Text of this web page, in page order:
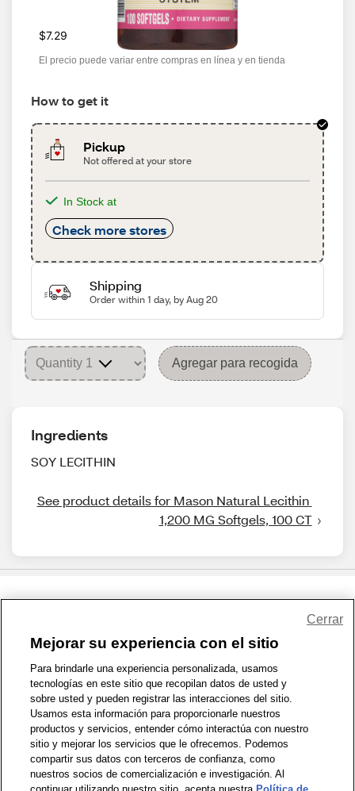
$7.29
El precio puede variar entre compras en línea y en tienda
How to get it
Pickup
Not offered at your store
In Stock at
Check more stores
Shipping
Order within 1 day, by Aug 20
Agregar para recogida
Ingredients
SOY LECITHIN
See product details for Mason Natural Lecithin
1,200 MG Softgels, 100 CT
1-800-679-9691 | Contáctenos | Términos de Uso | Accesibilidad
Política de Privacidad | WA Privacy Policy | Mapa del sitio
Zona de Bienestar | © 1999 - 2026 CVS.com
Mejorar su experiencia con el sitio
Para brindarle una experiencia personalizada, usamos
tecnologías en este sitio que recopilan datos de usted y
sobre usted y pueden registrar las interacciones del sitio.
Usamos esta información para proporcionarle nuestros
productos y servicios, entender cómo interactúa con nuestro
sitio y mejorar los servicios que le ofrecemos. Podemos
compartir sus datos con terceros de confianza, como
nuestros socios de comercialización e investigación. Al
Cerrar